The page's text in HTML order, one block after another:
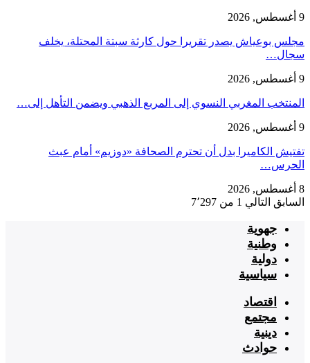
9 أغسطس, 2026
مجلس بوعياش يصدر تقريرا حول كارثة سبتة المحتلة، يخلف
سجال…
9 أغسطس, 2026
المنتخب المغربي النسوي إلى المربع الذهبي ويضمن التأهل إلى…
9 أغسطس, 2026
تفتيش الكاميرا بدل أن تحترم الصحافة «دوزيم» أمام عبث
الحرس…
8 أغسطس, 2026
السابق التالي 1 من 7٬297
جهوية
وطنية
دولية
سياسية
اقتصاد
مجتمع
دينية
حوادث